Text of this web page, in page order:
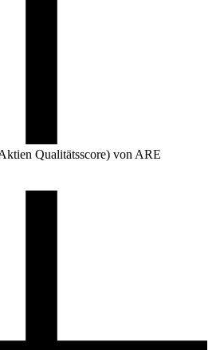
Qualitätsscore) von ARE